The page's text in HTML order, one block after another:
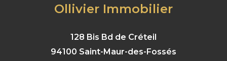
Ollivier Immobilier
128 Bis Bd de Créteil
94100 Saint-Maur-des-Fossés